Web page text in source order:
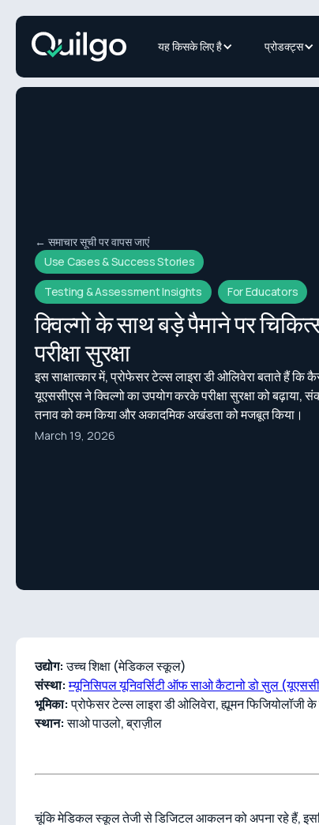
यह किसके लिए है प्रोडक्ट्स
← समाचार सूची पर वापस जाएं
Use Cases & Success Stories
Testing & Assessment Insights
For Educators
क्विल्गो के साथ बड़े पैमाने पर
परीक्षा सुरक्षा
इस साक्षात्कार में, प्रोफेसर टेल्स लाइरा डी ओलिवेरा बताते हैं कि
यूएससीएस ने क्विल्गो का उपयोग करके परीक्षा सुरक्षा को बढ़ाया,
तनाव को कम किया और अकादमिक अखंडता को मजबूत किया।
March 19, 2026
उद्योग:उच्च शिक्षा (मेडिकल स्कूल)
संस्था: म्यूनिसिपल यूनिवर्सिटी ऑफ साओ कैटानो डो सुल
भूमिका:प्रोफेसर टेल्स लाइरा डी ओलिवेरा, ह्यूमन
स्थान:साओ पाउलो, ब्राज़ील
चूंकि मेडिकल स्कूल तेजी से डिजिटल आकलन को अपना रहे हैं,